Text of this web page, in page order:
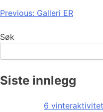
Previous: Galleri ER
Søk
Siste innlegg
6